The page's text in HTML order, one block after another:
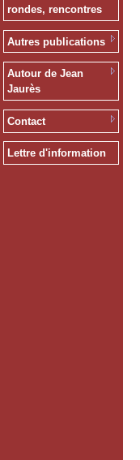
rondes, rencontres
Autres publications
Autour de Jean
Jaurès
Contact
Lettre d'information